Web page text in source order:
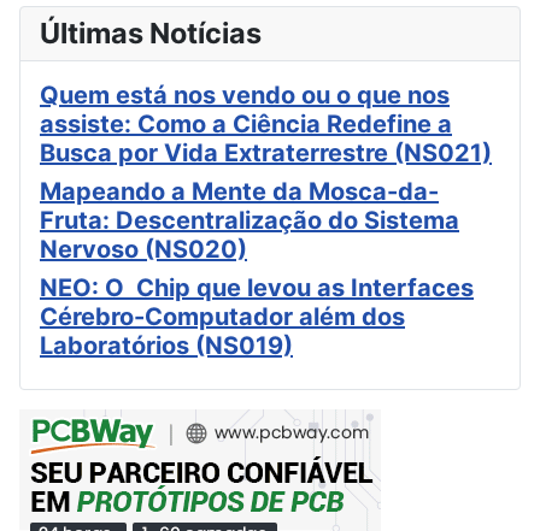
Últimas Notícias
Quem está nos vendo ou o que nos
assiste: Como a Ciência Redefine a
Busca por Vida Extraterrestre (NS021)
Mapeando a Mente da Mosca-da-
Fruta: Descentralização do Sistema
Nervoso (NS020)
NEO: O Chip que levou as Interfaces
Cérebro-Computador além dos
Laboratórios (NS019)